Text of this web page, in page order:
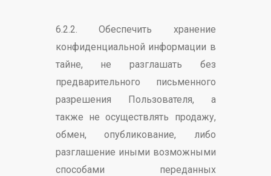
6.2.2. Обеспечить хранение
конфиденциальной информации в
тайне, не разглашать без
предварительного письменного
разрешения Пользователя, а
также не осуществлять продажу,
обмен, опубликование, либо
разглашение иными возможными
способами переданных